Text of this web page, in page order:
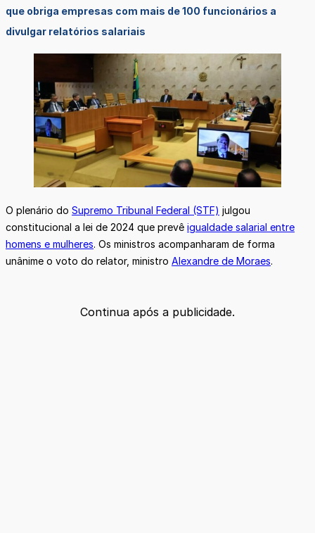
que obriga empresas com mais de 100 funcionários a
divulgar relatórios salariais
O plenário do Supremo Tribunal Federal (STF) julgou
constitucional a lei de 2024 que prevê igualdade salarial entre
homens e mulheres. Os ministros acompanharam de forma
unânime o voto do relator, ministro Alexandre de Moraes.
Continua após a publicidade.